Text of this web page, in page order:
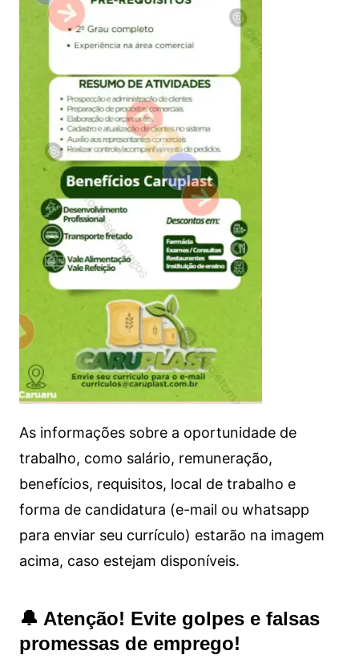
As informações sobre a oportunidade de
trabalho, como salário, remuneração,
benefícios, requisitos, local de trabalho e
forma de candidatura (e-mail ou whatsapp
para enviar seu currículo) estarão na imagem
acima, caso estejam disponíveis.
🔔 Atenção! Evite golpes e falsas
promessas de emprego!